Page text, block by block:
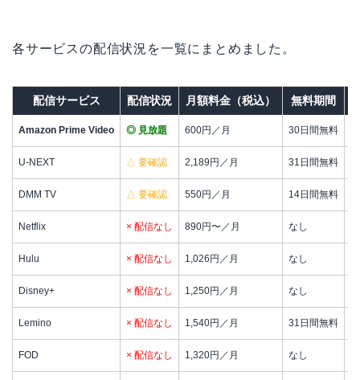
各サービスの配信状況を一覧にまとめました。
配信サービス 配信状況 月額料金（税込） 無料期間
Amazon Prime Video ◎ 見放題 600円／月 30日間無料
U-NEXT △ 要確認 2,189円／月 31日間無料
DMM TV △ 要確認 550円／月 14日間無料
Netflix × 配信なし 890円〜／月 なし
Hulu × 配信なし 1,026円／月 なし
Disney+ × 配信なし 1,250円／月 なし
Lemino × 配信なし 1,540円／月 31日間無料
FOD × 配信なし 1,320円／月 なし